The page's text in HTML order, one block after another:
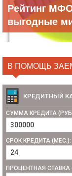
Рейтинг
выгодные
В ПОМОЩЬ
КРЕДИТНЫЙ
СУММА КРЕДИТА
СРОК КРЕДИТА (МЕС.):
ПРОЦЕНТНАЯ СТАВКА